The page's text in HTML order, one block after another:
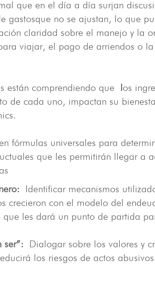
que en el día a día surjan
gastosque no se ajustan, lo que
claridad sobre el manejo y la
viajar, el pago de arriendos o
están comprendiendo que
os
de cada uno, impactan su
fórmulas universales para
que les permitirán llegar a
Identificar mecanismos
crecieron con el modelo del
les dará un punto de partida
ser”: Dialogar sobre los valores y
los riesgos de actos